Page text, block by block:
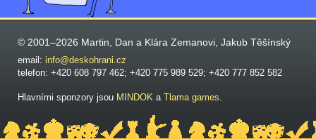
© 2001–2026 Martin, Dan a Klára Zemanovi, Jakub Těšínský
email: info@deskohrani.cz
telefon: +420 608 797 462; +420 775 989 529; +420 777 852 582
Hlavními sponzory jsou MINDOK a Tlama games.